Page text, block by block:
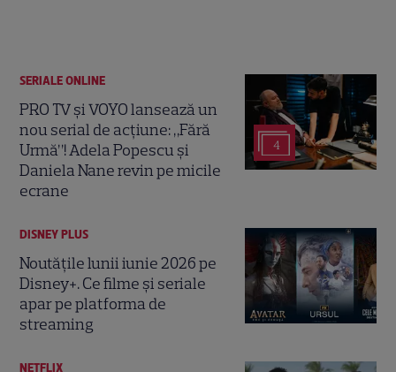
4
SERIALE ONLINE
PRO TV și VOYO lansează un
nou serial de acțiune: „Fără
Urmă”! Adela Popescu și
Daniela Nane revin pe micile
ecrane
DISNEY PLUS
Noutățile lunii iunie 2026 pe
Disney+. Ce filme și seriale
apar pe platforma de
streaming
NETFLIX